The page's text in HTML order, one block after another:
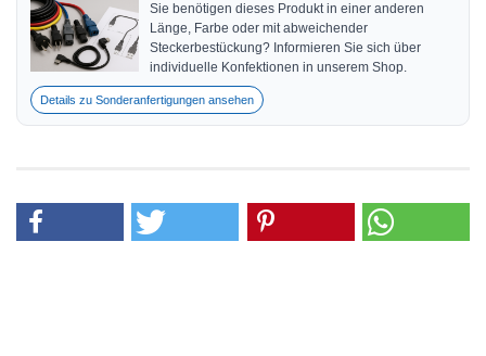
Sie benötigen dieses Produkt in einer anderen
Länge, Farbe oder mit abweichender
Steckerbestückung? Informieren Sie sich über
individuelle Konfektionen in unserem Shop.
Details zu Sonderanfertigungen ansehen